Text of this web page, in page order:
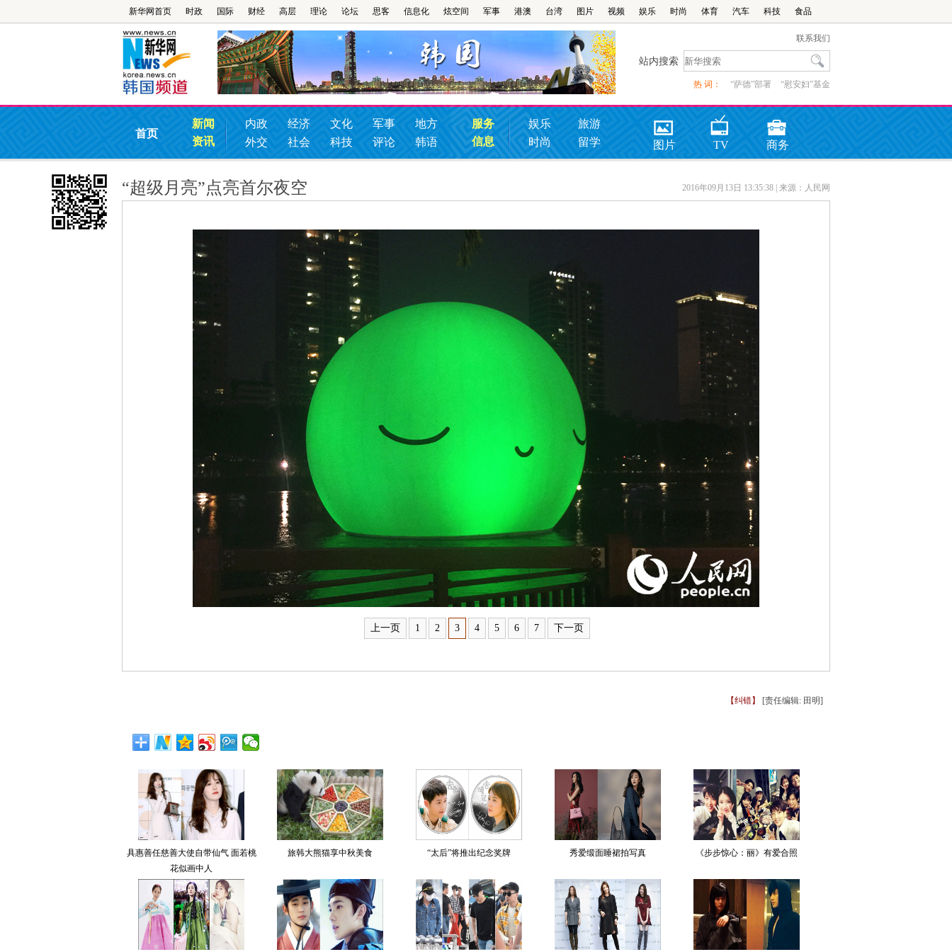
新华网首页 时政 国际 财经 高层 理论 论坛 思客 信息化 炫空间 军事 港澳 台湾 图片 视频 娱乐 时尚 体育 汽车 科技 食品
联系我们
站内搜索
热 词： “萨德”部署 “慰安妇”基金
首页
新闻
资讯
内政 经济 文化 军事
地方
外交
社会 科技 评论 韩语
服务
信息
娱乐
旅游
时尚
留学 图片 TV 商务
“超级月亮”点亮首尔夜空 2016年09月13日 13:35:38 | 来源：人民网
上一页 1 2 3 4 5 6 7 下一页
【纠错】 [责任编辑: 田明]
具惠善任慈善大使自带仙气 面若桃
花似画中人
旅韩大熊猫享中秋美食 “太后”将推出纪念奖牌 秀爱缎面睡裙拍写真 《步步惊心：丽》有爱合照